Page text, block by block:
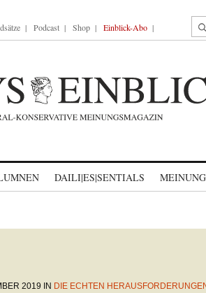
Podcast Shop Einblick-Abo
DAILI|ES|SENTIALS
2019 IN DIE ECHTEN